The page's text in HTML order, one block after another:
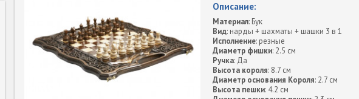
Описание:
Материал: Бук
Вид: нарды + шахматы + шашки 3 в 1
Исполнение: резные
Диаметр фишки: 2.5 см
Ручка: Да
Высота короля: 8.7 см
Диаметр основания Короля: 2.7 см
Высота пешки: 4.2 см